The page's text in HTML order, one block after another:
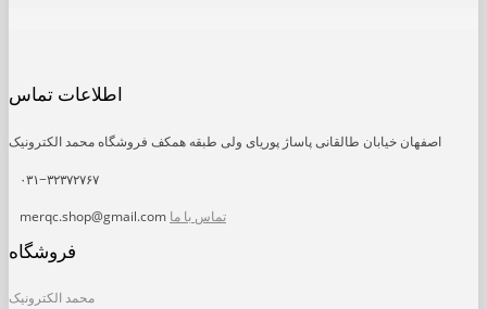
اطلاعات تماس
اصفهان خیابان طالقانی پاساژ پوریای ولی طبقه همکف فروشگاه محمد الکترونیک
۰۳۱−۳۲۳۷۲۷۶۷
merqc.shop@gmail.com تماس با ما
فروشگاه
محمد الکترونیک